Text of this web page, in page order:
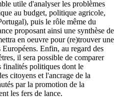
utile d'analyser les problèmes
au budget, politique agricole,
puis le rôle même du
proposant ainsi une synthèse de
en oeuvre pour (re)trouver une
Enfin, au regard des
il sera possible de comparer
finalités politiques dont le
citoyens et l'ancrage de la
par la promotion de la
les fers de lance.